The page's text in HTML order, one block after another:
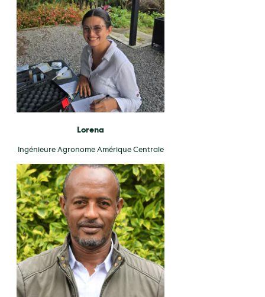
Lorena
Ingénieure Agronome Amérique Centrale